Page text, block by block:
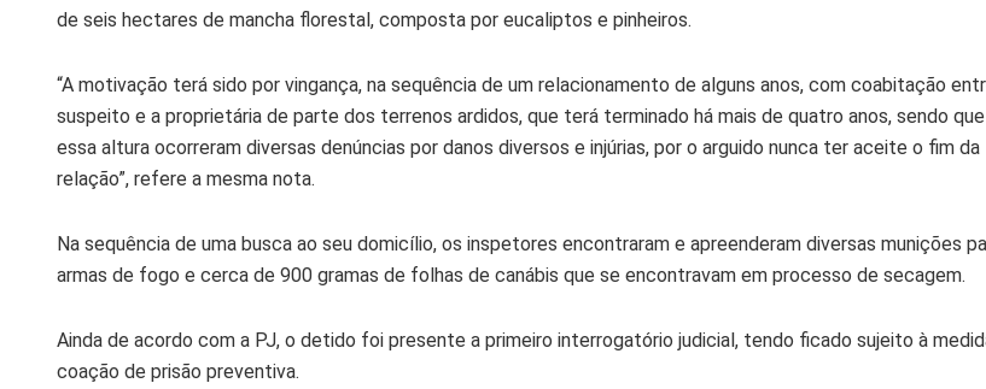
de seis hectares de mancha florestal, composta por eucaliptos e pinheiros.
“A motivação terá sido por vingança, na sequência de um relacionamento de alguns anos, com coabitação
suspeito e a proprietária de parte dos terrenos ardidos, que terá terminado há mais de quatro anos, sendo
essa altura ocorreram diversas denúncias por danos diversos e injúrias, por o arguido nunca ter aceite o fim da
relação”, refere a mesma nota.
Na sequência de uma busca ao seu domicílio, os inspetores encontraram e apreenderam diversas munições
armas de fogo e cerca de 900 gramas de folhas de canábis que se encontravam em processo de secagem.
Ainda de acordo com a PJ, o detido foi presente a primeiro interrogatório judicial, tendo ficado sujeito à
coação de prisão preventiva.